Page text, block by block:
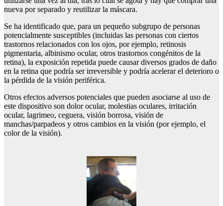
nueva por separado y reutilizar la máscara.
Se ha identificado que, para un pequeño subgrupo de personas
potencialmente susceptibles (incluidas las personas con ciertos
trastornos relacionados con los ojos, por ejemplo, retinosis
pigmentaria, albinismo ocular, otros trastornos congénitos de la
retina), la exposición repetida puede causar diversos grados de daño
en la retina que podría ser irreversible y podría acelerar el deterioro o
la pérdida de la visión periférica.
Otros efectos adversos potenciales que pueden asociarse al uso de
este dispositivo son dolor ocular, molestias oculares, irritación
ocular, lagrimeo, ceguera, visión borrosa, visión de
manchas/parpadeos y otros cambios en la visión (por ejemplo, el
color de la visión).